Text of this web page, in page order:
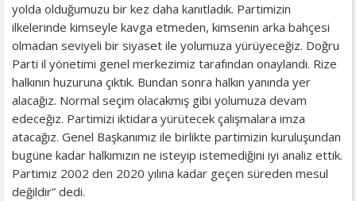
yolda olduğumuzu bir kez daha kanıtladık. Partimizin
ilkelerinde kimseyle kavga etmeden, kimsenin arka bahçesi
olmadan seviyeli bir siyaset ile yolumuza yürüyeceğiz. Doğru
Parti il yönetimi genel merkezimiz tarafından onaylandı. Rize
halkının huzuruna çıktık. Bundan sonra halkın yanında yer
alacağız. Normal seçim olacakmış gibi yolumuza devam
edeceğiz. Partimizi iktidara yürütecek çalışmalara imza
atacağız. Genel Başkanımız ile birlikte partimizin kuruluşundan
bugüne kadar halkımızın ne isteyip istemediğini iyi analiz ettik.
Partimiz 2002 den 2020 yılına kadar geçen süreden mesul
değildir” dedi.